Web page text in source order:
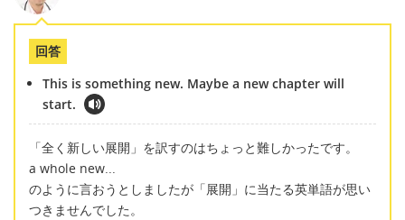
回答
This is something new. Maybe a new chapter will
start.
「全く新しい展開」を訳すのはちょっと難しかったです。
a whole new...
のように言おうとしましたが「展開」に当たる英単語が思い
つきませんでした。